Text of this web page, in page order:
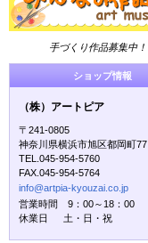
手づくり作品募集中！
ショップ情報
（株）アートピア
〒241-0805
神奈川県横浜市旭区都岡町77
TEL.045-954-5760
FAX.045-954-5764
info@artpia-kyouzai.co.jp
営業時間 9：00～18：00
休業日 土・日・祝